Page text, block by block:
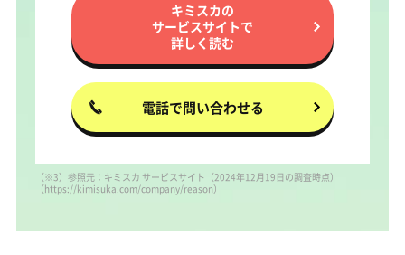
キミスカの
サービスサイトで
詳しく読む
電話で問い合わせる
（※3）参照元：キミスカ サービスサイト（2024年12月19日の調査時点）
（https://kimisuka.com/company/reason）